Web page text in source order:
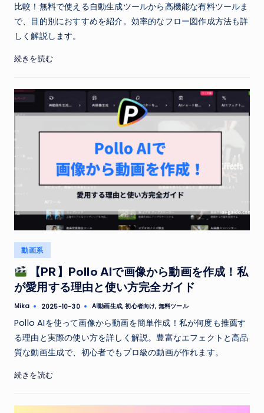
比較！無料で使える自動生成ツールから高機能な有料ツールま
で、目的別におすすめを紹介。効率的なフロー図作成方法も詳
しく解説します。
続きを読む
Posted
in
動画系
【PR】Pollo AIで画像から動画を作成！私
が愛用する理由と使い方完全ガイド
Posted
Mika 2025-10-30
Tags: AI動画生成,初心者向け, 無料ツール
Pollo AIを使って画像から動画を簡単作成！私が何度も推薦す
る理由と実際の使い方を詳しく解説。豊富なエフェクトと高品
質な動画生成で、初心者でもプロ級の動画が作れます。
続きを読む